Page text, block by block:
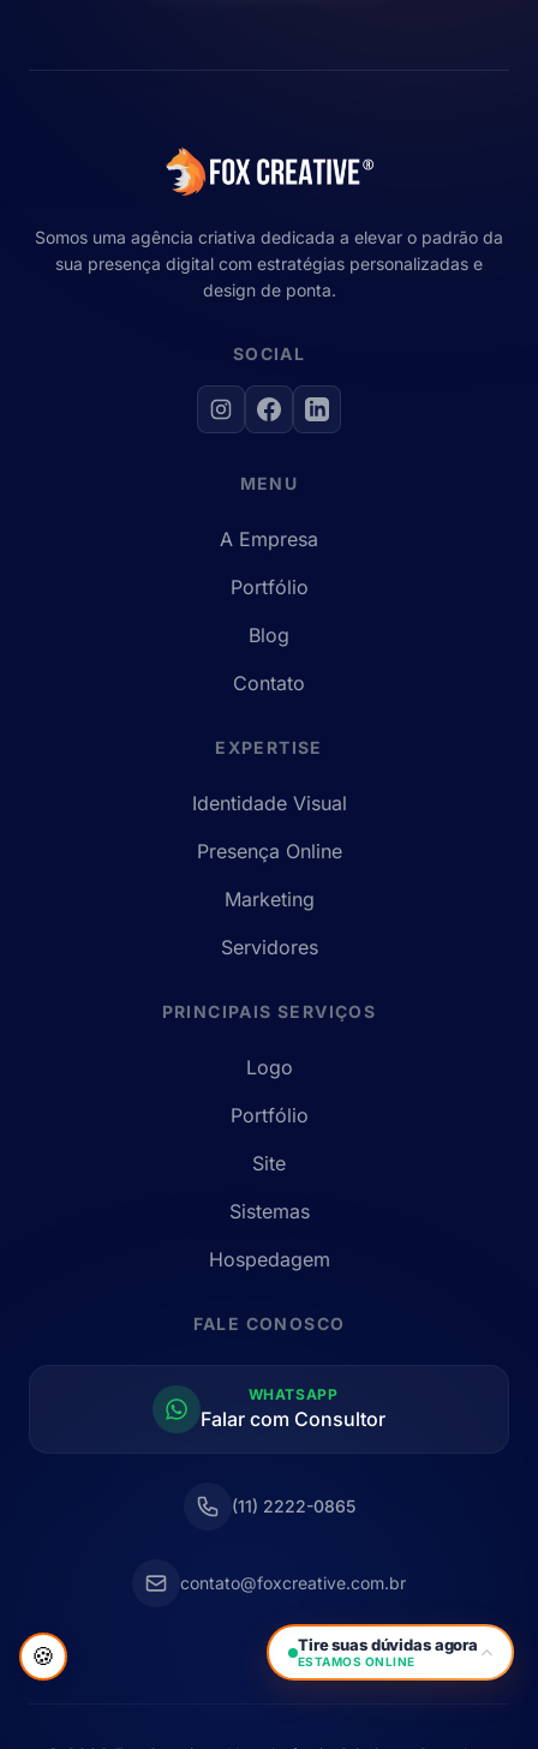
Somos uma agência criativa dedicada a elevar o padrão da
sua presença digital com estratégias personalizadas e
design de ponta.
SOCIAL
MENU
A Empresa
Portfólio
Blog
Contato
EXPERTISE
Identidade Visual
Presença Online
Marketing
Servidores
PRINCIPAIS SERVIÇOS
Logo
Portfólio
Site
Sistemas
Hospedagem
FALE CONOSCO
WHATSAPP
Falar com Consultor
(11) 2222-0865
contato@foxcreative.com.br
Tire suas dúvidas agora
ESTAMOS ONLINE
🍪